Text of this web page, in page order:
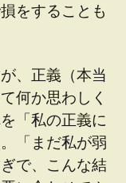
をすることも
、正義（本当
何か思わしく
「私の正義に
「まだ私が弱
で、こんな結